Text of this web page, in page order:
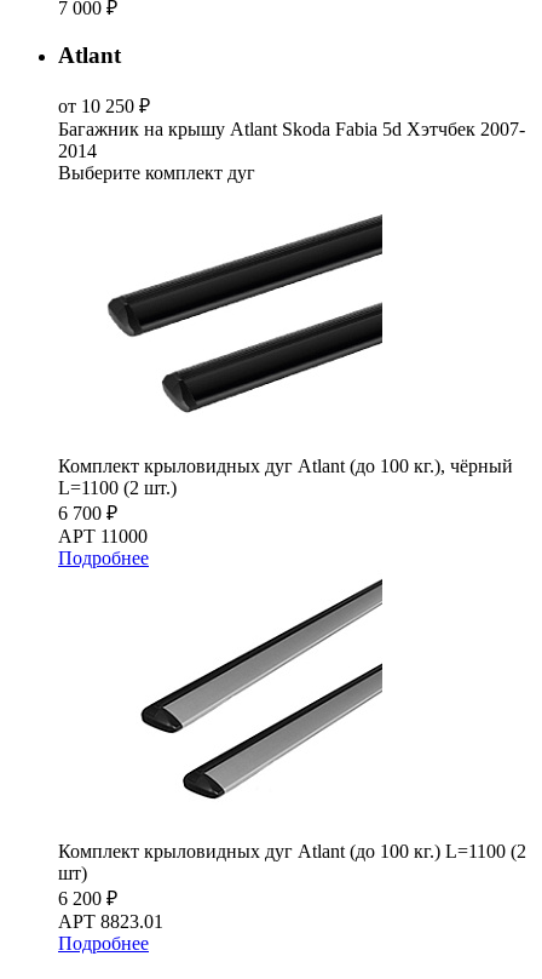
7 000 ₽
Atlant
от 10 250 ₽
Багажник на крышу Atlant Skoda Fabia 5d Хэтчбек 2007-
2014
Выберите комплект дуг
Комплект крыловидных дуг Atlant (до 100 кг.), чёрный
L=1100 (2 шт.)
6 700 ₽
АРТ 11000
Подробнее
Комплект крыловидных дуг Atlant (до 100 кг.) L=1100 (2
шт)
6 200 ₽
АРТ 8823.01
Подробнее